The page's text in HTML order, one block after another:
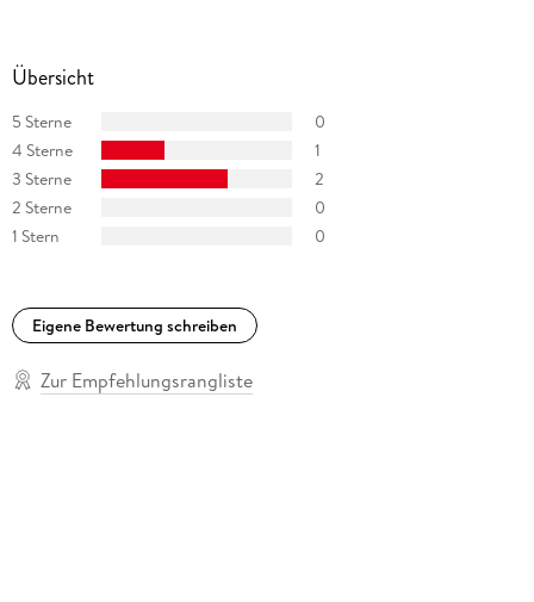
Übersicht
5 Sterne
0
4 Sterne
1
3 Sterne
2
2 Sterne
0
1 Stern
0
Eigene Bewertung schreiben
Zur Empfehlungsrangliste